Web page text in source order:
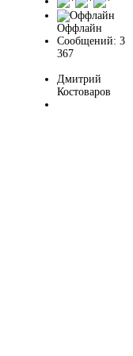
Оффлайн
Сообщений: 3
367
Дмитрий
Костоваров